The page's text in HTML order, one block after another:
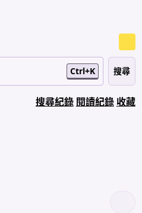
Ctrl+K
搜尋紀錄 閱讀紀錄 收藏